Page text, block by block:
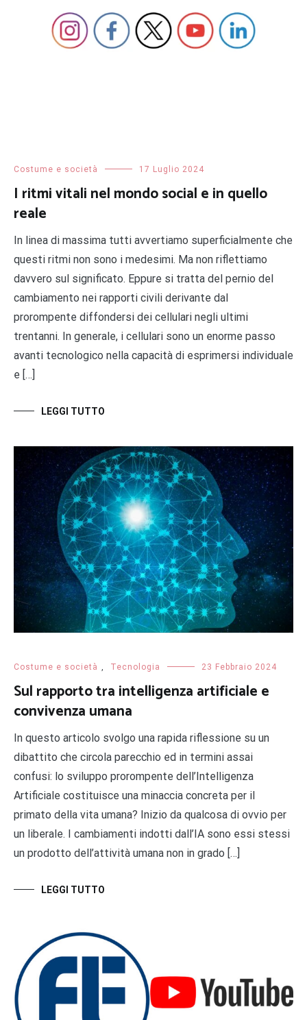
Costume e società 17 Luglio 2024
I ritmi vitali nel mondo social e in quello
reale
In linea di massima tutti avvertiamo superficialmente che
questi ritmi non sono i medesimi. Ma non riflettiamo
davvero sul significato. Eppure si tratta del pernio del
cambiamento nei rapporti civili derivante dal
prorompente diffondersi dei cellulari negli ultimi
trentanni. In generale, i cellulari sono un enorme passo
avanti tecnologico nella capacità di esprimersi individuale
e […]
LEGGI TUTTO
Costume e società Tecnologia 23 Febbraio 2024
Sul rapporto tra intelligenza artificiale e
convivenza umana
In questo articolo svolgo una rapida riflessione su un
dibattito che circola parecchio ed in termini assai
confusi: lo sviluppo prorompente dell’Intelligenza
Artificiale costituisce una minaccia concreta per il
primato della vita umana? Inizio da qualcosa di ovvio per
un liberale. I cambiamenti indotti dall’IA sono essi stessi
un prodotto dell’attività umana non in grado […]
LEGGI TUTTO